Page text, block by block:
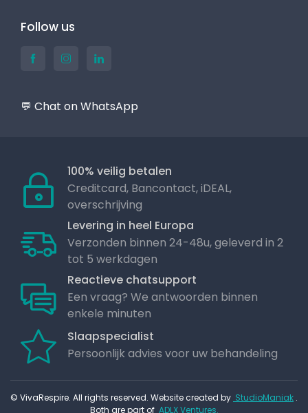
Follow us
💬 Chat on WhatsApp
100% veilig betalen
Creditcard, Bancontact, iDEAL,
overschrijving
Levering in heel Europa
Verzonden binnen 24-48u, geleverd in 2
tot 5 werkdagen
Reactieve chatsupport
Een vraag? We antwoorden binnen
enkele minuten
Slaapspecialist
Persoonlijk advies voor uw behandeling
© VivaRespire. All rights reserved. Website created by StudioManiak .
Both are part of ADLX Ventures.